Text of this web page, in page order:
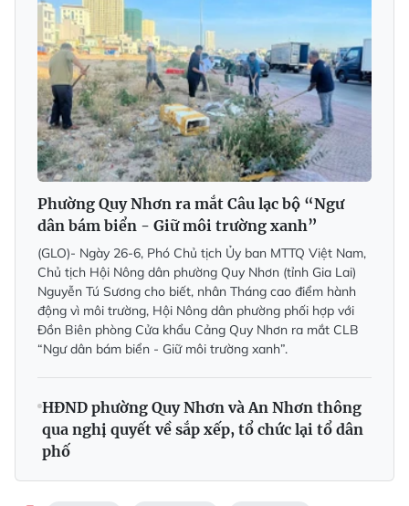
Phường Quy Nhơn ra mắt Câu lạc bộ “Ngư
dân bám biển - Giữ môi trường xanh”
(GLO)- Ngày 26-6, Phó Chủ tịch Ủy ban MTTQ Việt Nam,
Chủ tịch Hội Nông dân phường Quy Nhơn (tỉnh Gia Lai)
Nguyễn Tú Sương cho biết, nhân Tháng cao điểm hành
động vì môi trường, Hội Nông dân phường phối hợp với
Đồn Biên phòng Cửa khẩu Cảng Quy Nhơn ra mắt CLB
“Ngư dân bám biển - Giữ môi trường xanh”.
HĐND phường Quy Nhơn và An Nhơn thông
qua nghị quyết về sắp xếp, tổ chức lại tổ dân
phố